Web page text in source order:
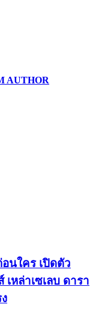
AUTHOR
นใคร เปิดตัว
หล่าเซเลบ ดารา